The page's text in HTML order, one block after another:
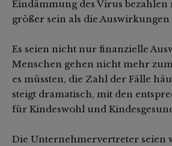
Eindämmung des Virus bezahlen
größer sein als die Auswirkungen
Es seien nicht nur finanzielle
Menschen gehen nicht mehr
es müssten, die Zahl der Fälle
steigt dramatisch, mit den
für Kindeswohl und
Die Unternehmervertreter seien